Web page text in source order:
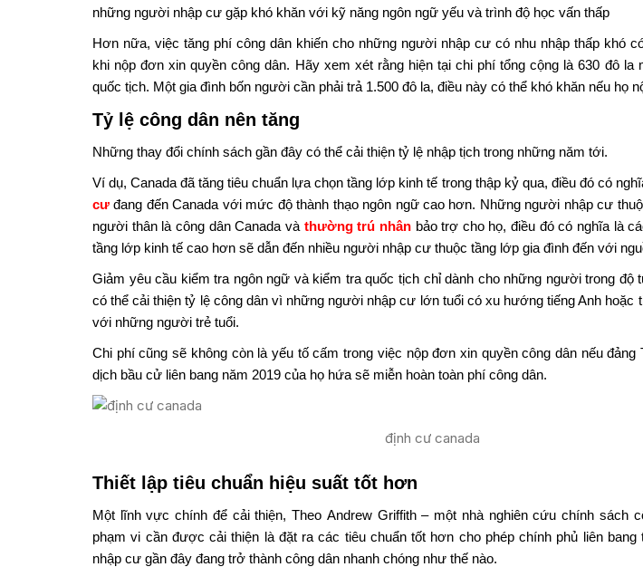
những người nhập cư gặp khó khăn với kỹ năng ngôn ngữ yếu và trình độ học vấn thấp
Hơn nữa, việc tăng phí công dân khiến cho những người nhập cư có nhu nhập thấp khó
khi nộp đơn xin quyền công dân. Hãy xem xét rằng hiện tại chi phí tổng cộng là 630 đô la
quốc tịch. Một gia đình bốn người cần phải trả 1.500 đô la, điều này có thể khó khăn nếu họ
Tỷ lệ công dân nên tăng
Những thay đổi chính sách gần đây có thể cải thiện tỷ lệ nhập tịch trong những năm tới.
Ví dụ, Canada đã tăng tiêu chuẩn lựa chọn tầng lớp kinh tế trong thập kỷ qua, điều đó có
cưđang đến Canada với mức độ thành thạo ngôn ngữ cao hơn. Những người nhập cư
người thân là công dân Canada và thường trú nhânbảo trợ cho họ, điều đó có nghĩa là
tầng lớp kinh tế cao hơn sẽ dẫn đến nhiều người nhập cư thuộc tầng lớp gia đình đến với
Giảm yêu cầu kiểm tra ngôn ngữ và kiểm tra quốc tịch chỉ dành cho những người trong độ
có thể cải thiện tỷ lệ công dân vì những người nhập cư lớn tuổi có xu hướng tiếng Anh hoặc
với những người trẻ tuổi.
Chi phí cũng sẽ không còn là yếu tố cấm trong việc nộp đơn xin quyền công dân nếu đảng
dịch bầu cử liên bang năm 2019 của họ hứa sẽ miễn hoàn toàn phí công dân.
định cư canada
Thiết lập tiêu chuẩn hiệu suất tốt hơn
Một lĩnh vực chính để cải thiện, Theo Andrew Griffith – một nhà nghiên cứu chính sách
phạm vi cần được cải thiện là đặt ra các tiêu chuẩn tốt hơn cho phép chính phủ liên
nhập cư gần đây đang trở thành công dân nhanh chóng như thế nào.